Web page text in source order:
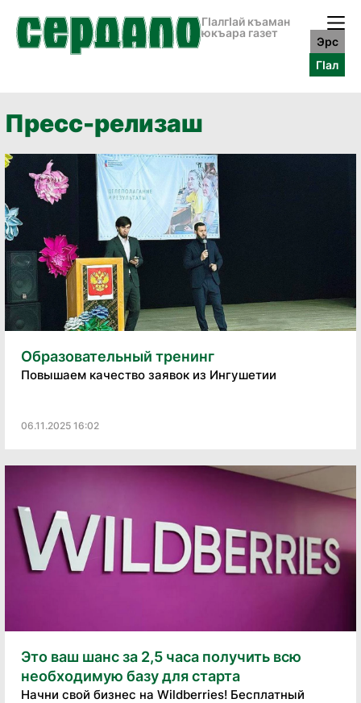
ГӀалгӀай къаман
юкъара газет
Эрс
ГӀал
Пресс-релизаш
Образовательный тренинг
Повышаем качество заявок из Ингушетии
06.11.2025 16:02
Это ваш шанс за 2,5 часа получить всю
необходимую базу для старта
Начни свой бизнес на Wildberries! Бесплатный